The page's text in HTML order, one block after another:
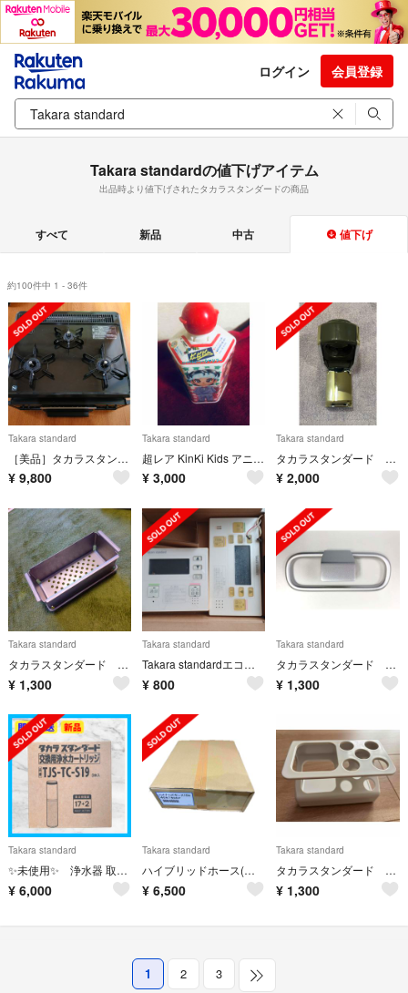
ログイン 会員登録
Takara standardの値下げアイテム
出品時より値下げされたタカラスタンダードの商品
すべて 新品 中古 値下げ
約100件中 1 - 36件
Takara standard
［美品］タカラスタンダード ビルトインコンロ 3口 LPガス
¥ 9,800
Takara standard
超レア KinKi Kids アニメキャラクター絵合わせシャンプー
¥ 3,000
Takara standard
タカラスタンダード フレキシブルシャワーホルダー
¥ 2,000
Takara standard
タカラスタンダード シンク ゴミ受け 家事らくシンク用
¥ 1,300
Takara standard
Takara standardエコキュートリモコン
¥ 800
Takara standard
タカラスタンダード レール引手用タオルハンガー TKタオルリングKIC
¥ 1,300
Takara standard
✨️未使用✨️ 浄水器 取換用カートリッジ TJS-TC-N19 3個入り
¥ 6,000
Takara standard
ハイブリッドホース(追い炊き配管用)
¥ 6,500
Takara standard
タカラスタンダード 歯ブラシ スタンド
¥ 1,300
1 2 3